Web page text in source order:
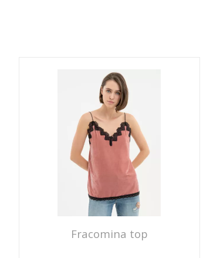
Fracomina top